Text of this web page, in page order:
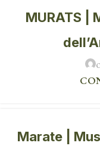
MURATS |
Marate |